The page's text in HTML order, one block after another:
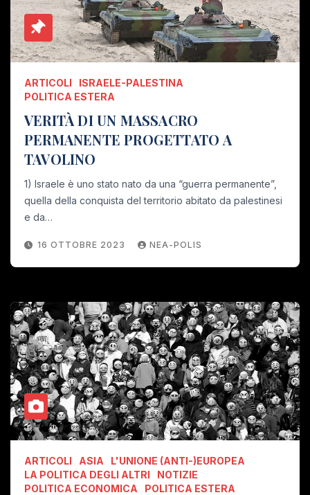
ARTICOLI
ISRAELE-PALESTINA
POLITICA ESTERA
VERITÀ DI UN MASSACRO
PERMANENTE PROGETTATO A
TAVOLINO
1) Israele è uno stato nato da una “guerra permanente”,
quella della conquista del territorio abitato da palestinesi
e da…
16 OTTOBRE 2023 NEA-POLIS
ARTICOLI ASIA
L'UNIONE (ANTI-)EUROPEA
LA POLITICA DEGLI ALTRI
NOTIZIE
POLITICA ECONOMICA
POLITICA ESTERA